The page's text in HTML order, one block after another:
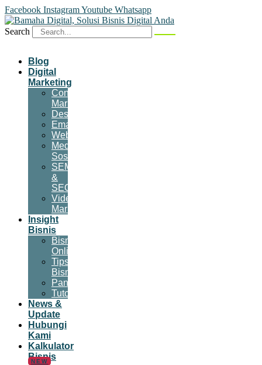
Facebook InstagramYoutube Whatsapp
Search
Blog
Digital
Marketing
Content
Marketing
Desain
Email
Website
Media
Sosial
SEM
&
SEO
Video
Marketing
Insight
Bisnis
Bisnis
Online
Tips
Bisnis
Panduan
Tutorial
News &
Update
Hubungi
Kami
Kalkulator
Bisnis
NEW